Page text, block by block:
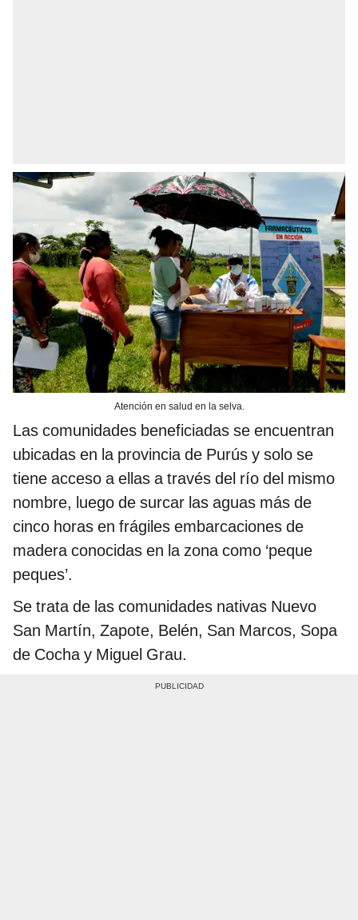
Atención en salud en la selva.
Las comunidades beneficiadas se encuentran
ubicadas en la provincia de Purús y solo se
tiene acceso a ellas a través del río del mismo
nombre, luego de surcar las aguas más de
cinco horas en frágiles embarcaciones de
madera conocidas en la zona como ‘peque
peques’.
Se trata de las comunidades nativas Nuevo
San Martín, Zapote, Belén, San Marcos, Sopa
de Cocha y Miguel Grau.